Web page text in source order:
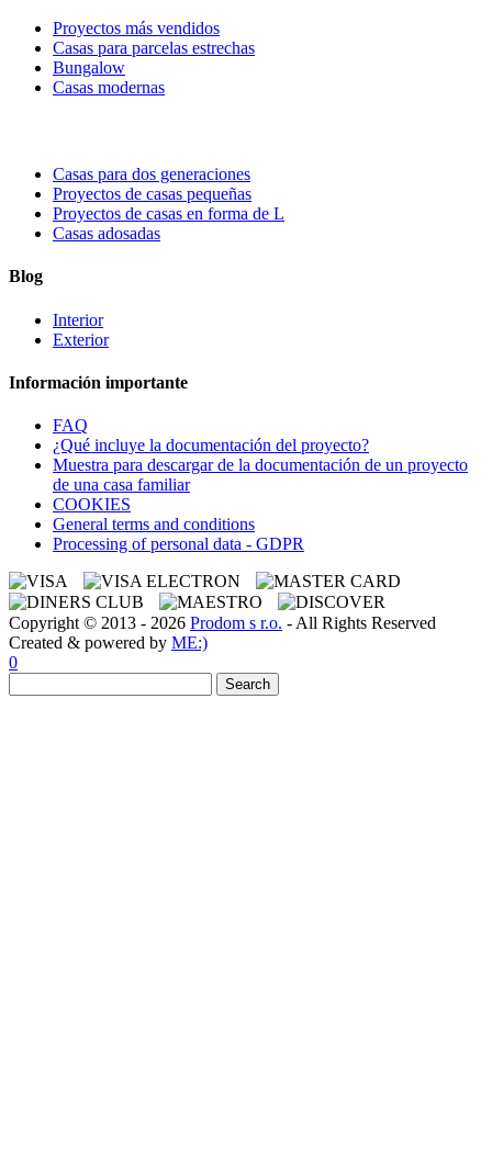
Proyectos más vendidos
Casas para parcelas estrechas
Bungalow
Casas modernas
Casas para dos generaciones
Proyectos de casas pequeñas
Proyectos de casas en forma de L
Casas adosadas
Blog
Interior
Exterior
Información importante
FAQ
¿Qué incluye la documentación del proyecto?
Muestra para descargar de la documentación de un proyecto
de una casa familiar
COOKIES
General terms and conditions
Processing of personal data - GDPR
Copyright © 2013 - 2026 Prodom s r.o. - All Rights Reserved
Created & powered by ME:)
0